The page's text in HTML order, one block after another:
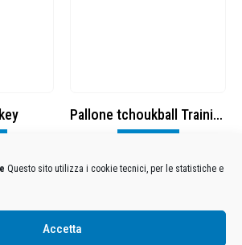
Questo sito utilizza i cookie tecnici, per le statistiche e
Accetta
Pallone tchoukball Training T1
Generali di Utilizzo-Cookies-Privacy